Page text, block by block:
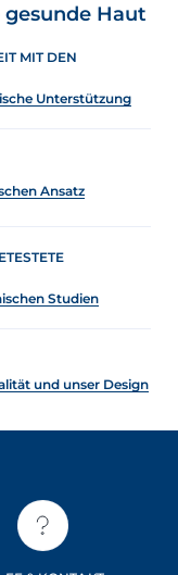
Haut
MIT DEN
Unterstützung
Ansatz
Studien
und unser Design